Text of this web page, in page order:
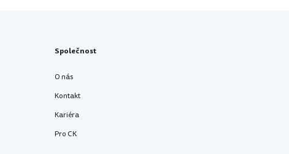
Společnost
O nás
Kontakt
Kariéra
Pro CK